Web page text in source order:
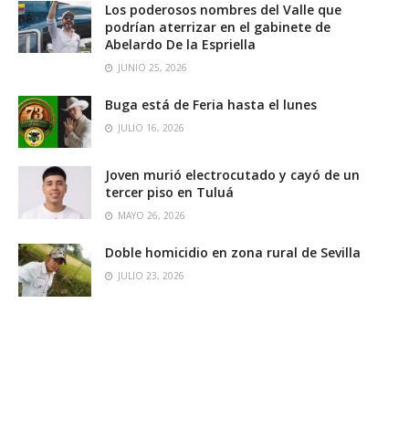
Los poderosos nombres del Valle que
podrían aterrizar en el gabinete de
Abelardo De la Espriella
JUNIO 25, 2026
Buga está de Feria hasta el lunes
JULIO 16, 2026
Joven murió electrocutado y cayó de un
tercer piso en Tuluá
MAYO 26, 2026
Doble homicidio en zona rural de Sevilla
JULIO 23, 2026